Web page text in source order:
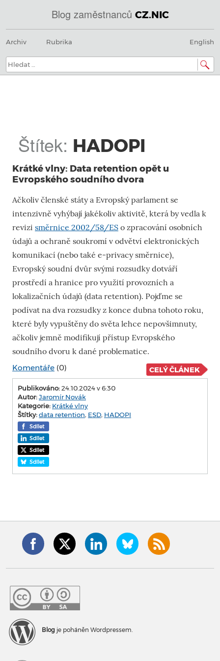
Blog zaměstnanců CZ.NIC
@
IN
SOA
nic.cz.
Menu
na
Archiv Rubrika English
Hledat:
Štítek: HADOPI
Krátké vlny: Data retention opět u
Evropského soudního dvora
Ačkoliv členské státy a Evropský parlament se
intenzivně vyhýbají jakékoliv aktivitě, která by vedla k
revizi směrnice 2002/58/ES o zpracování osobních
údajů a ochraně soukromí v odvětví elektronických
komunikací (nebo také e-privacy směrnice),
Evropský soudní dvůr svými rozsudky dotváří
prostředí a hranice pro využití provozních a
lokalizačních údajů (data retention). Pojďme se
podívat na dva rozsudky z konce dubna tohoto roku,
které byly vypuštěny do světa lehce nepovšimnuty,
ačkoliv jemně modifikují přístup Evropského
soudního dvoru k dané problematice.
Komentáře (0) CELÝ ČLÁNEK
Publikováno:24.10.2024 v 6:30
Autor:Jaromír Novák
Kategorie: Krátké vlny
Štítky:data retention, ESD, HADOPI
Sdílet
Sdílet
Sdílet
Sdílet
Blog je poháněn Wordpressem.